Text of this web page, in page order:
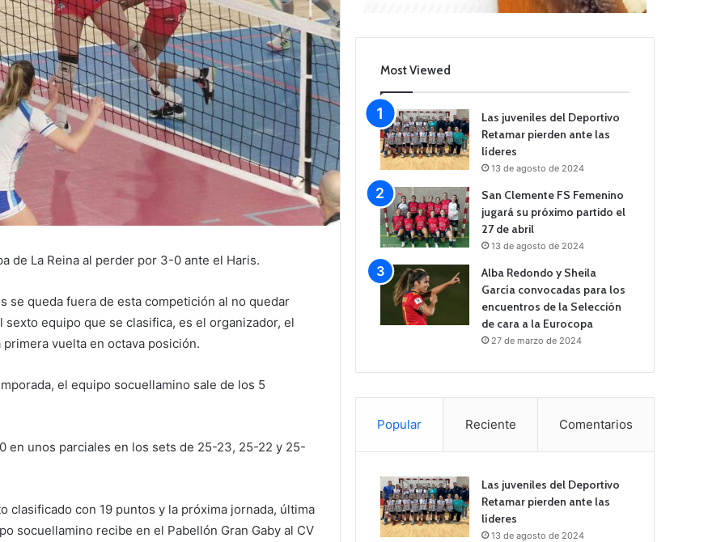
de La Reina al perder por 3-0 ante el Haris.
se queda fuera de esta competición al no quedar
equipo que se clasifica, es el organizador, el
vuelta en octava posición.
el equipo socuellamino sale de los 5
en unos parciales en los sets de 25-23, 25-22 y 25-
clasificado con 19 puntos y la próxima jornada, última
socuellamino recibe en el Pabellón Gran Gaby al CV
Most Viewed
Las juveniles del Deportivo
Retamar pierden ante las
líderes
13 de agosto de 2024
San Clemente FS Femenino
jugará su próximo partido el
27 de abril
13 de agosto de 2024
Alba Redondo y Sheila
García convocadas para los
encuentros de la Selección
de cara a la Eurocopa
27 de marzo de 2024
Popular Reciente Comentarios
Las juveniles del Deportivo
Retamar pierden ante las
líderes
13 de agosto de 2024